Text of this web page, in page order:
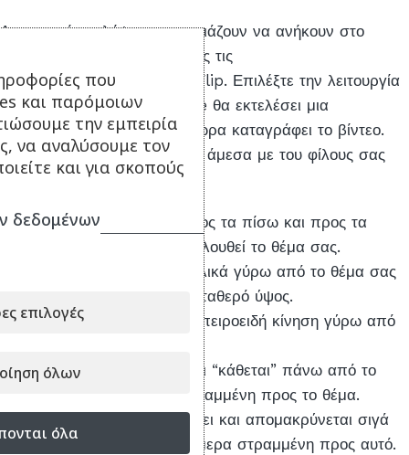
Δημιουργήστε λήψεις που μοιάζουν να ανήκουν στο
Hollywood, χρησιμοποιώντας τις
λειτουργίες QuickShot
του Flip. Επιλέξτε την λειτουργία
που σας αρέσει και το drone θα εκτελέσει μια
προεπιλεγμένη κίνηση όση ώρα καταγράφει το βίντεο.
Μοιραστείτε αυτές τις λήψεις άμεσα με του φίλους σας
στα social media.
Dronie: Το drone πετάει προς τα πίσω και προς τα
πάνω με την κάμερα να ακολουθεί το θέμα σας.
: Το drone πετάει κυκλικά γύρω από το θέμα σας
σε σταθερή απόσταση και σταθερό ύψος.
Helix: Το drone πετάει με σπειροειδή κίνηση γύρω από
Rocket: Το drone πετάει και “κάθεται” πάνω από το
θέμα σας με την κάμερα στραμμένη προς το θέμα.
: Το drone πετάει και απομακρύνεται σιγά
σιγά από το θέμα με την κάμερα στραμμένη προς αυτό.
που
και παρόμοιων
την εμπειρία
να αναλύσουμε τον
και για σκοπούς
δεδομένων
επιλογές
όλων
όλα